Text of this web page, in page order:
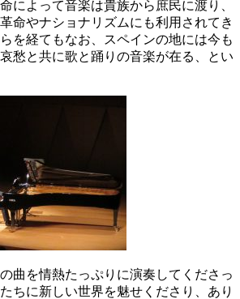
によって音楽は貴族から庶民に渡り、
命やナショナリズムにも利用されてき
を経てもなお、スペインの地には今も
愁と共に歌と踊りの音楽が在る、とい
曲を情熱たっぷりに演奏してくださっ
ちに新しい世界を魅せくださり、あり